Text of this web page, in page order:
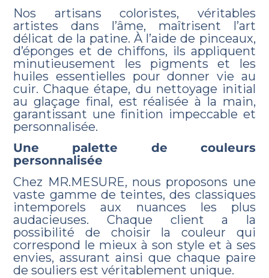
Nos artisans coloristes, véritables
artistes dans l’âme, maîtrisent l’art
délicat de la patine. À l’aide de pinceaux,
d’éponges et de chiffons, ils appliquent
minutieusement les pigments et les
huiles essentielles pour donner vie au
cuir. Chaque étape, du nettoyage initial
au glaçage final, est réalisée à la main,
garantissant une finition impeccable et
personnalisée.
Une palette de couleurs
personnalisée
Chez MR.MESURE, nous proposons une
vaste gamme de teintes, des classiques
intemporels aux nuances les plus
audacieuses. Chaque client a la
possibilité de choisir la couleur qui
correspond le mieux à son style et à ses
envies, assurant ainsi que chaque paire
de souliers est véritablement unique.